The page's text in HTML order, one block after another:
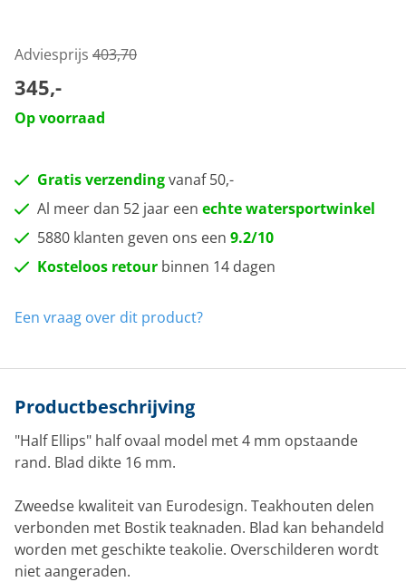
Adviesprijs 403,70
345,-
Op voorraad
Gratis verzendingvanaf 50,-
Al meer dan 52 jaar een echte watersportwinkel
5880 klanten geven ons een 9.2/10
Kosteloos retour binnen 14 dagen
Een vraag over dit product?
Productbeschrijving
"Half Ellips" half ovaal model met 4 mm opstaande
rand. Blad dikte 16 mm.
Zweedse kwaliteit van Eurodesign. Teakhouten delen
verbonden met Bostik teaknaden. Blad kan behandeld
worden met geschikte teakolie. Overschilderen wordt
niet aangeraden.